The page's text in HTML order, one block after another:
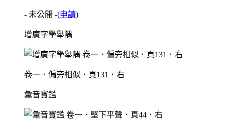
- 未公開 -(申請)
增廣字學舉隅
卷一．偏旁相似．頁131．右
彙音寶鑑